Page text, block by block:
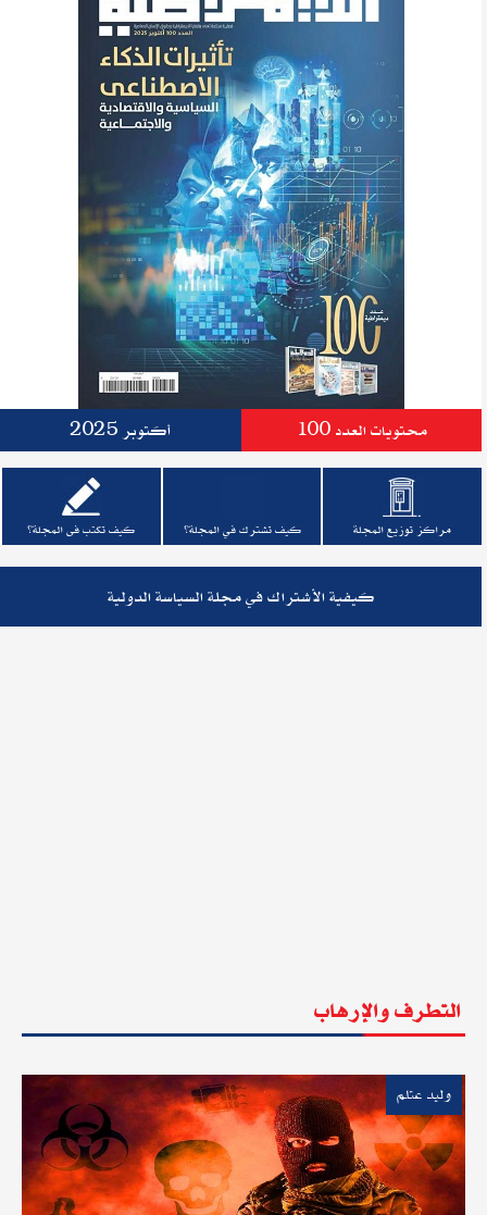
محتويات العدد 100 أكتوبر 2025
مراكز توزيع المجلة كيف تشترك في المجلة؟ كيف تكتب فى المجلة؟
كيفية الأشتراك في مجلة السياسة الدولية
التطرف والإرهاب
وليد عتلم